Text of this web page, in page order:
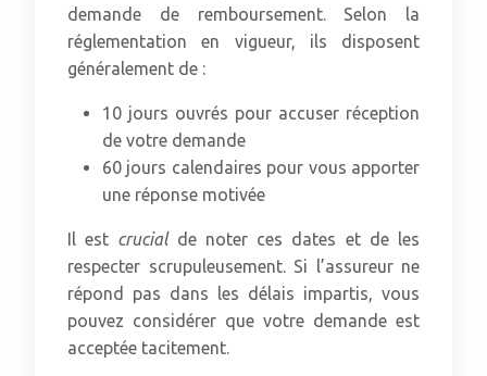
demande de remboursement. Selon la
réglementation en vigueur, ils disposent
généralement de :
10 jours ouvrés pour accuser réception
de votre demande
60 jours calendaires pour vous apporter
une réponse motivée
Il est crucial de noter ces dates et de les
respecter scrupuleusement. Si l’assureur ne
répond pas dans les délais impartis, vous
pouvez considérer que votre demande est
acceptée tacitement.